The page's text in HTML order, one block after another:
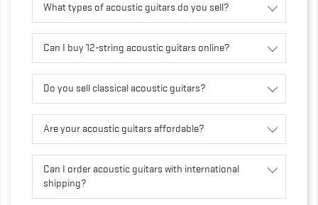
What types of acoustic guitars do you sell?
Can I buy 12-string acoustic guitars online?
Do you sell classical acoustic guitars?
Are your acoustic guitars affordable?
Can I order acoustic guitars with international
shipping?